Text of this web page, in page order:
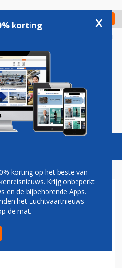
Check in
Vacatures
STAAKT
MAAR
SCHIPHOL
korting x
korting op het beste van
Krijg onbeperkt
en de bijbehorende Apps.
het Luchtvaartnieuws
de mat.